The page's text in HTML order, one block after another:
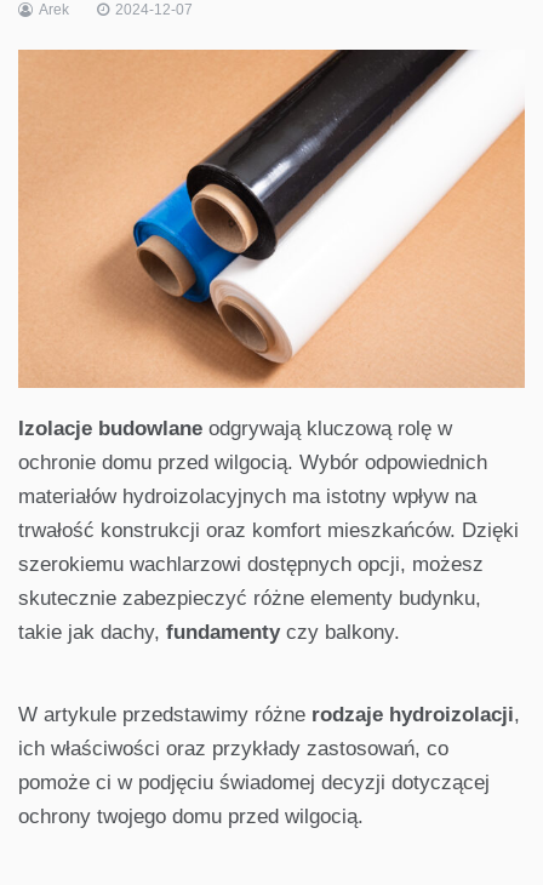
Arek 2024-12-07
Izolacje budowlane odgrywają kluczową rolę w
ochronie domu przed wilgocią. Wybór odpowiednich
materiałów hydroizolacyjnych ma istotny wpływ na
trwałość konstrukcji oraz komfort mieszkańców. Dzięki
szerokiemu wachlarzowi dostępnych opcji, możesz
skutecznie zabezpieczyć różne elementy budynku,
takie jak dachy, fundamentyczy balkony.
W artykule przedstawimy różne rodzaje hydroizolacji,
ich właściwości oraz przykłady zastosowań, co
pomoże ci w podjęciu świadomej decyzji dotyczącej
ochrony twojego domu przed wilgocią.